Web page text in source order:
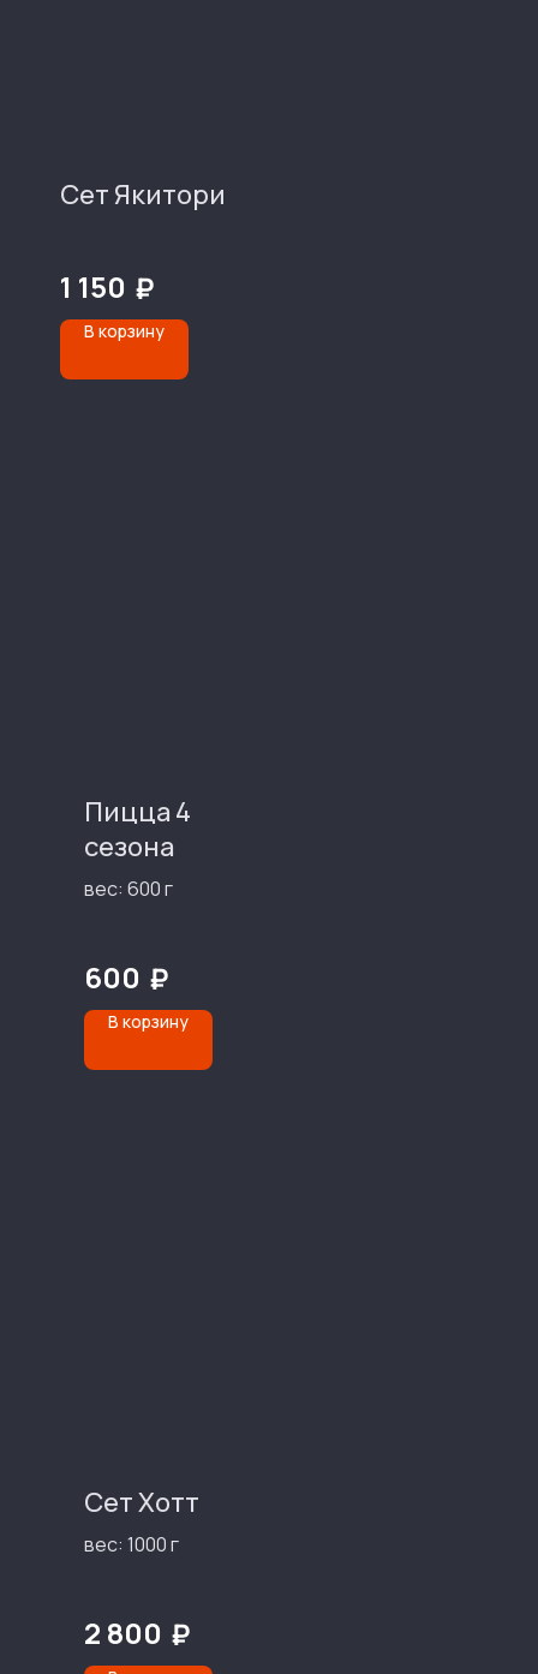
Сет Якитори
1 150 ₽
В корзину
Пицца 4
сезона
вес: 600 г
600 ₽
В корзину
Сет Хотт
вес: 1000 г
2 800 ₽